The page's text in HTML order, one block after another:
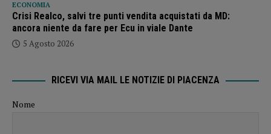
ECONOMIA
Crisi Realco, salvi tre punti vendita acquistati da MD:
ancora niente da fare per Ecu in viale Dante
5 Agosto 2026
RICEVI VIA MAIL LE NOTIZIE DI PIACENZA
Nome